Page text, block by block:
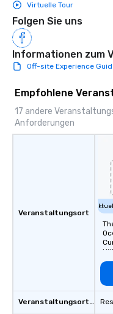
Virtuelle Tour
Folgen Sie uns
Informationen zum
Off-site Experience
Empfohlene
17 andere
Anforderungen
Veranstaltungsort
Veranstaltungsortstyp